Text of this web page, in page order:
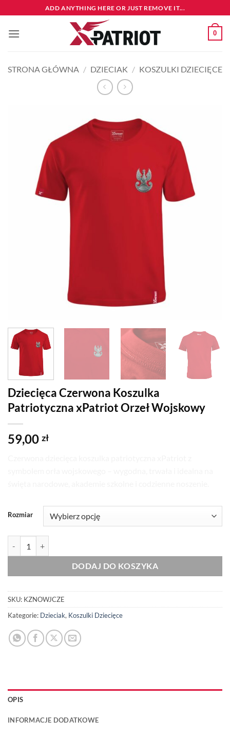
do
zawartości
ADD ANYTHING HERE OR JUST REMOVE IT...
0
STRONA GŁÓWNA / DZIECIAK / KOSZULKI DZIECIĘCE
Dziecięca Czerwona Koszulka
Patriotyczna xPatriot Orzeł Wojskowy
59,00 zł
Rozmiar
DODAJ DO KOSZYKA
SKU: KZNOWJCZE
Kategorie: Dzieciak, Koszulki Dziecięce
OPIS
INFORMACJE DODATKOWE